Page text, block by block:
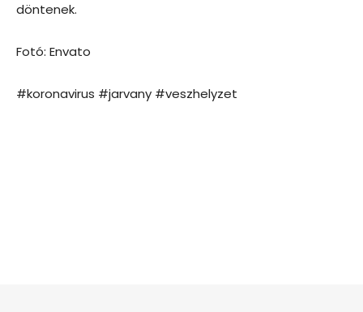
döntenek.
Fotó: Envato
#koronavirus #jarvany #veszhelyzet